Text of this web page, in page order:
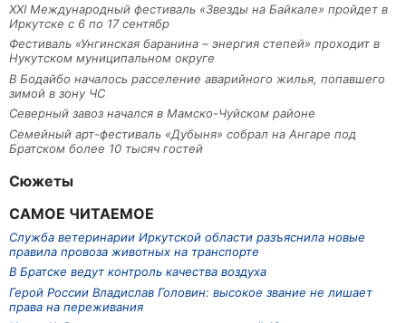
XXI Международный фестиваль «Звезды на Байкале» пройдет в
Иркутске с 6 по 17 сентябр
Фестиваль «Унгинская баранина – энергия степей» проходит в
Нукутском муниципальном округе
В Бодайбо началось расселение аварийного жилья, попавшего
зимой в зону ЧС
Северный завоз начался в Мамско-Чуйском районе
Семейный арт-фестиваль «Дубыня» собрал на Ангаре под
Братском более 10 тысяч гостей
Сюжеты
САМОЕ ЧИТАЕМОЕ
Служба ветеринарии Иркутской области разъяснила новые
правила провоза животных на транспорте
В Братске ведут контроль качества воздуха
Герой России Владислав Головин: высокое звание не лишает
права на переживания